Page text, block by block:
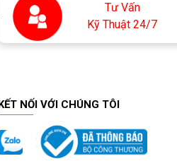
Tư Vấn
Kỹ Thuật 24/7
KẾT NỐI VỚI CHÚNG TÔI